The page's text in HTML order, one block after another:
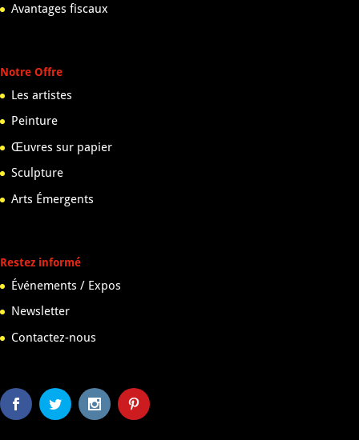
Avantages fiscaux
Notre Offre
Les artistes
Peinture
Œuvres sur papier
Sculpture
Arts Émergents
Restez informé
Événements / Expos
Newsletter
Contactez-nous